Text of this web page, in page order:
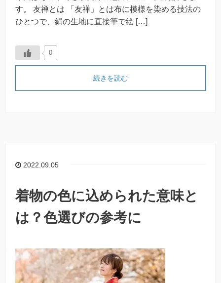
す。 友禅とは 「友禅」とは布に模様を染める技法の
ひとつで、絹の生地に直接筆で絵 […]
0
続きを読む
2022.09.05
着物の色に込められた意味と
は？色選びの参考に